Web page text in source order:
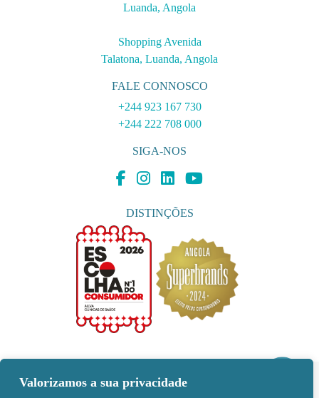
Valorizamos a sua privacidade
Luanda, Angola
Shopping Avenida
Talatona, Luanda, Angola
FALE CONNOSCO
+244 923 167 730
+244 222 708 000
SIGA-NOS
DISTINÇÕES
MÉTODOS DE PAGAMENTO